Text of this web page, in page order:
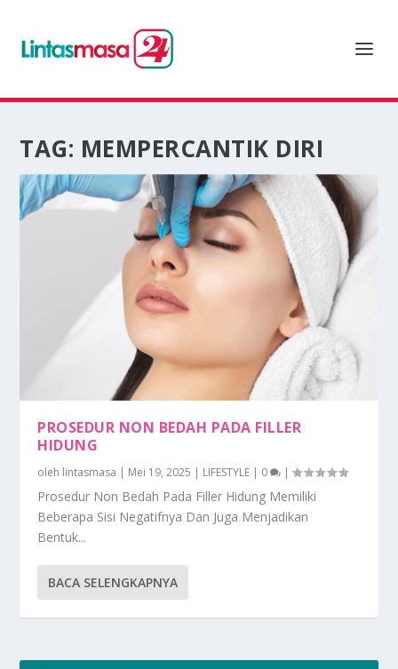
TAG: MEMPERCANTIK DIRI
PROSEDUR NON BEDAH PADA FILLER
HIDUNG
oleh lintasmasa | Mei 19, 2025 | LIFESTYLE | 0 |
Prosedur Non Bedah Pada Filler Hidung Memiliki
Beberapa Sisi Negatifnya Dan Juga Menjadikan
Bentuk...
BACA SELENGKAPNYA